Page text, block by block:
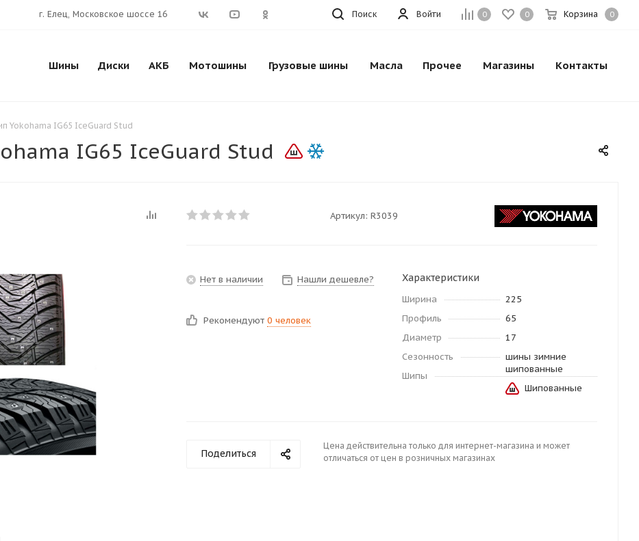
0 0 Корзина 0
Войти
г. Елец, Московское шоссе 16 Поиск
Шины Диски АКБ Мотошины Грузовые шины Масла Прочее Магазины Контакты
Yokohama IG65 IceGuard Stud
IG65 IceGuard Stud
Артикул: R3039
Нет в наличии Нашли дешевле?
Рекомендуют 0 человек
Характеристики
Ширина
225
Профиль
65
Диаметр
17
Сезонность
шины зимние
шипованные
Шипы
Шипованные
Поделиться
Цена действительна только для интернет-магазина и может
отличаться от цен в розничных магазинах